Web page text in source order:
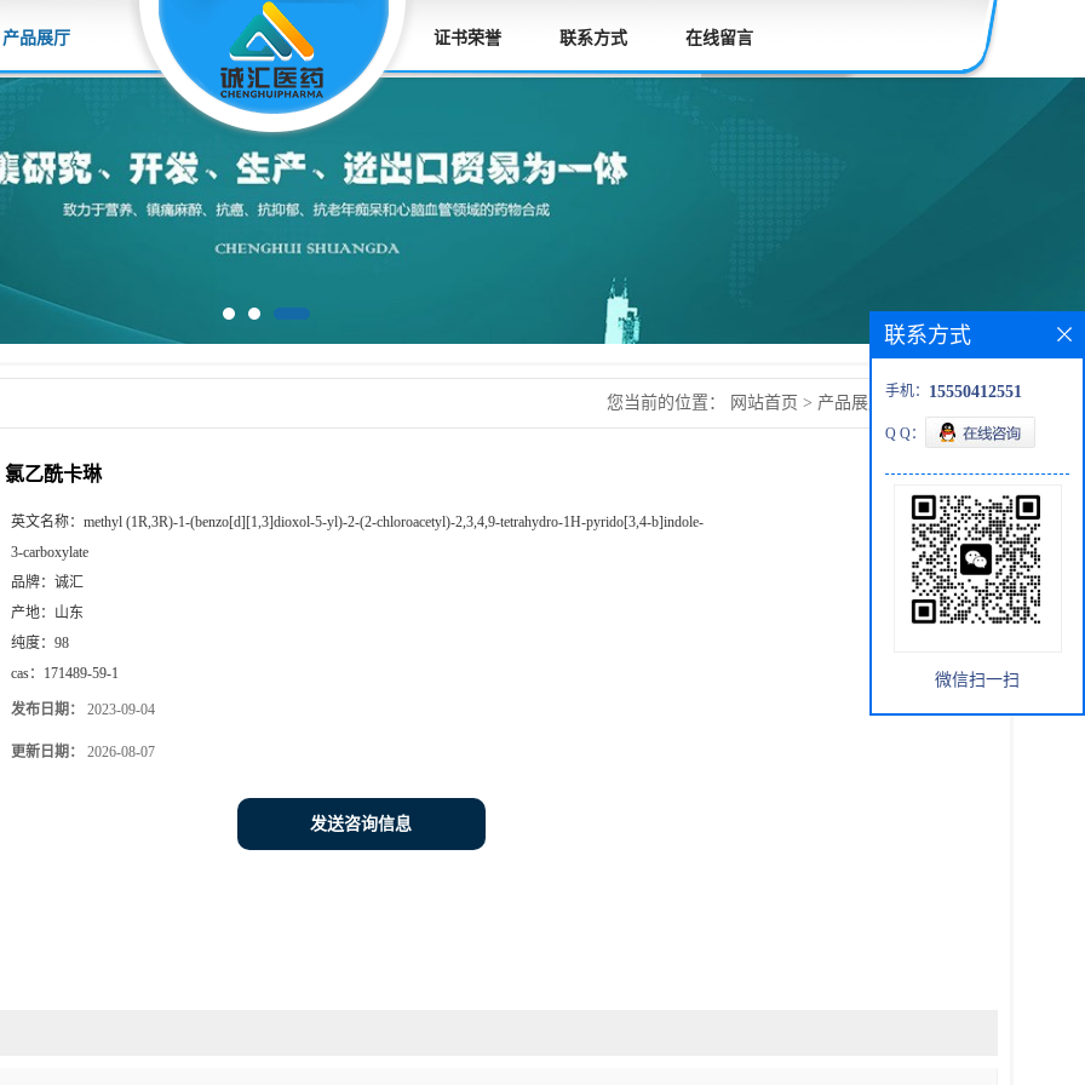
产品展厅 证书荣誉 联系方式 在线留言
您当前的位置： 网站首页 > 产品展厅 > 氯乙酰卡琳
氯乙酰卡琳
英文名称： methyl (1R,3R)-1-(benzo[d][1,3]dioxol-5-yl)-2-(2-chloroacetyl)-2,3,4,9-tetrahydro-1H-pyrido[3,4-b]indole-
3-carboxylate
品牌： 诚汇
产地： 山东
纯度： 98
cas： 171489-59-1
发布日期： 2023-09-04
更新日期： 2026-08-07
发送咨询信息
联系方式
手机： 15550412551
Q Q：
微信扫一扫